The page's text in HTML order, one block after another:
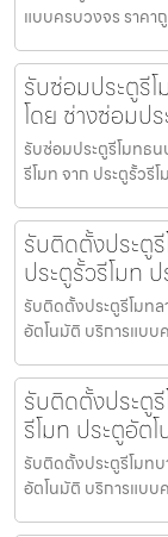
แบบครบวงจร ราคา
รับซ่อมประตูรี
โดย ช่างซ่อมป
รับซ่อมประตูรีโมทธ
รีโมท จาก ประตูรั้ว
รับติดตั้งประตู
ประตูรั้วรีโมท
รับติดตั้งประตูรีโมท
อัตโนมัติ บริการแบ
รับติดตั้งประตู
รีโมท ประตูอัต
รับติดตั้งประตูรีโมทบ
อัตโนมัติ บริการแบบ